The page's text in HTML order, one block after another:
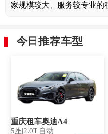
家规模较大、服务较专业的
今日推荐车型
重庆租车奥迪A4
5座|2.0T|自动